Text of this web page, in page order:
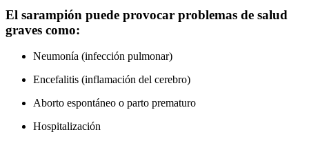
El sarampión puede provocar problemas de salud
graves como:
Neumonía (infección pulmonar)
Encefalitis (inflamación del cerebro)
Aborto espontáneo o parto prematuro
Hospitalización